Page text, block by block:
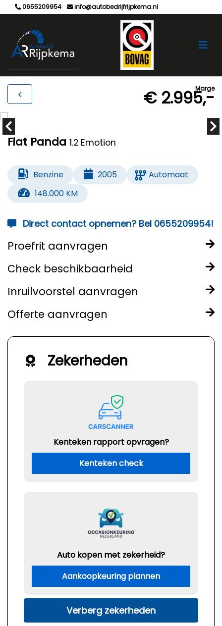
0655209954 info@autobedrijfrijpkema.nl
Marge
€ 2.995,-
Fiat Panda 1.2 Emotion
Benzine 2005
Automaat
148.000 KM
Direct contact opnemen? Bel 0655209954!
Proefrit aanvragen
Check beschikbaarheid
Inruilvoorstel aanvragen
Offerte aanvragen
Zekerheden
Kenteken rapport opvragen?
Kenteken check
Auto kopen met zekerheid?
Aankoopkeuring plannen
Verberg zekerheden